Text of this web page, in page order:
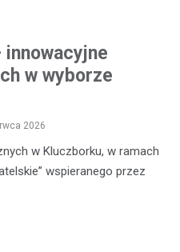
innowacyjne
w wyborze
2026
w Kluczborku, w ramach
wspieranego przez